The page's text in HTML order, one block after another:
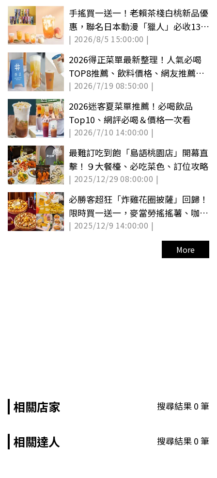
手搖買一送一！老賴茶棧白桃新品優
惠，聯名日本動漫「獵人」必收13款
角色
| 2026/8/5 15:00:00 |
2026得正菜單最新整理！人氣必喝
TOP8推薦、飲料價格、網友推薦與
全台門市
| 2026/7/19 08:50:00 |
2026迷客夏菜單推薦！必喝飲品
Top10、網評必喝＆價格一次看
| 2026/7/10 14:00:00 |
最難訂吃到飽「島語桃園店」開幕直
擊！９大餐檯、必吃菜色、訂位攻略
| 2025/12/29 08:00:00 |
必勝客超狂「炸雞花圈披薩」回歸！
限時買一送一，麥當勞搖搖薯、咖哩
雞開賣
| 2025/12/9 14:00:00 |
More
相關店家 搜尋結果0筆
相關達人 搜尋結果0筆